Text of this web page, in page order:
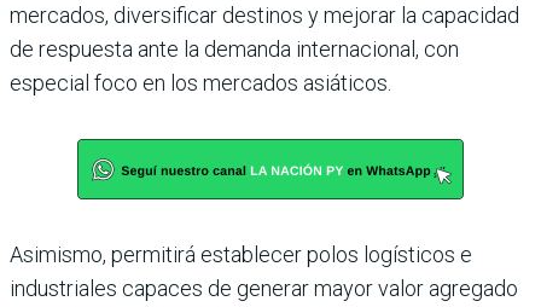
mercados, diversificar destinos y mejorar la capacidad
de respuesta ante la demanda internacional, con
especial foco en los mercados asiáticos.
Asimismo, permitirá establecer polos logísticos e
industriales capaces de generar mayor valor agregado